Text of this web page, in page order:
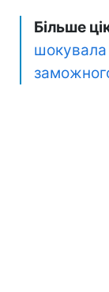
Більше